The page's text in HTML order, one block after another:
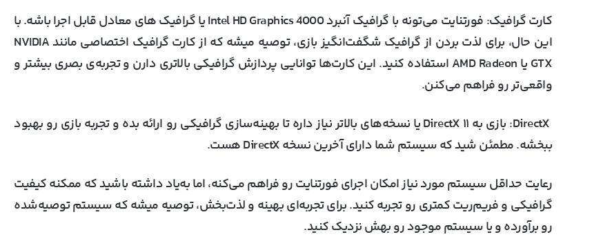
کارت گرافیک
: فورتنایت می‌تونه با گرافیک آنبرد Intel HD Graphics 4000 یا گرافیک های معادل قابل اجرا باشه. با
این حال، برای لذت بردن از گرافیک‌ شگفت‌انگیز بازی، توصیه میشه که از کارت گرافیک اختصاصی مانند NVIDIA
GTX یا AMD Radeon استفاده کنید. این کارت‌ها توانایی پردازش گرافیکی بالاتری دارن و تجربه‌ی بصری بیشتر و
واقعی‌تر رو فراهم می‌کنن.
بازی به DirectX ۱۱ یا نسخه‌های بالاتر نیاز داره تا بهینه‌سازی گرافیکی رو ارائه بده و تجربه بازی رو بهبود
ببخشه. مطمئن شید که سیستم شما دارای آخرین نسخه DirectX هست.
رعایت حداقل سیستم مورد نیاز امکان اجرای فورتنایت رو فراهم می‌کنه، اما به‌یاد داشته باشید که ممکنه کیفیت
گرافیکی و فریم‌ریت کمتری رو تجربه کنید. برای تجربه‌ای بهینه و لذت‌بخش، توصیه میشه که سیستم توصیه‌شده
رو برآورده و یا سیستم موجود رو بهش نزدیک کنید.